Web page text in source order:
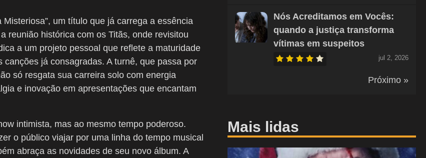
um título que já carrega a essência
reunião histórica com os Titãs, onde revisitou
a um projeto pessoal que reflete a maturidade
já consagradas. A turnê, que passa por
só resgata sua carreira solo com energia
e inovação em apresentações que encantam
intimista, mas ao mesmo tempo poderoso.
o público viajar por uma linha do tempo musical
abraça as novidades de seu novo álbum. A
Nós Acreditamos em Vocês:
quando a justiça transforma
vítimas em suspeitos
jul 2, 2026
Próximo »
Mais lidas